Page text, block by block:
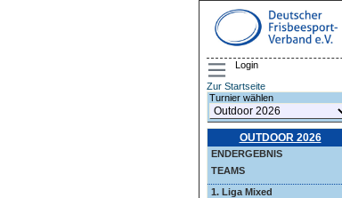
Login
Zur Startseite
Turnier wählen
OUTDOOR 2026
ENDERGEBNIS
TEAMS
1. Liga Mixed